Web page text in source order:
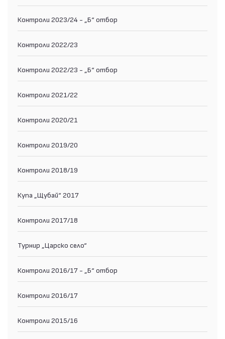
Контроли 2023/24 - „Б“ отбор
Контроли 2022/23
Контроли 2022/23 - „Б“ отбор
Контроли 2021/22
Контроли 2020/21
Контроли 2019/20
Контроли 2018/19
Купа „Щубай“ 2017
Контроли 2017/18
Турнир „Царско село“
Контроли 2016/17 - „Б“ отбор
Контроли 2016/17
Контроли 2015/16